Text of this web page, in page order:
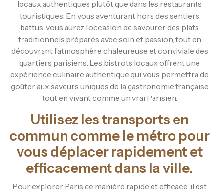
locaux authentiques plutôt que dans les restaurants
touristiques. En vous aventurant hors des sentiers
battus, vous aurez l’occasion de savourer des plats
traditionnels préparés avec soin et passion, tout en
découvrant l’atmosphère chaleureuse et conviviale des
quartiers parisiens. Les bistrots locaux offrent une
expérience culinaire authentique qui vous permettra de
goûter aux saveurs uniques de la gastronomie française
tout en vivant comme un vrai Parisien.
Utilisez les transports en
commun comme le métro pour
vous déplacer rapidement et
efficacement dans la ville.
Pour explorer Paris de manière rapide et efficace, il est